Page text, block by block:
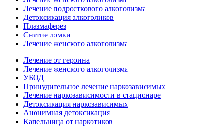
Лечение подросткового алкоголизма
Детоксикация алкоголиков
Плазмаферез
Снятие ломки
Лечение женского алкоголизма
Лечение от героина
Лечение женского алкоголизма
УБОД
Принудительное лечение наркозависимых
Лечение наркозависимости в стационаре
Детоксикация наркозависимых
Анонимная детоксикация
Капельница от наркотиков